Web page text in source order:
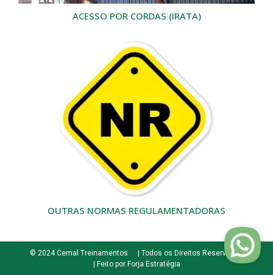
ACESSO POR CORDAS (IRATA)
OUTRAS NORMAS REGULAMENTADORAS
© 2024 Cemal Treinamentos
| Todos os Direitos Reservados
| Feito por Forja Estratégia